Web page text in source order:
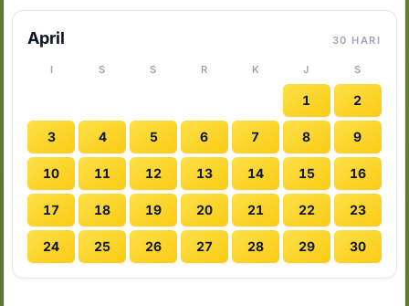
April 30 HARI
I S S R K J S
1 2
3 4 5 6 7 8 9
10 11 12 13 14 15 16
17 18 19 20 21 22 23
24 25 26 27 28 29 30